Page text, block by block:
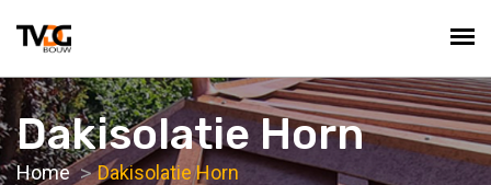
Dakisolatie Horn
Home Dakisolatie Horn